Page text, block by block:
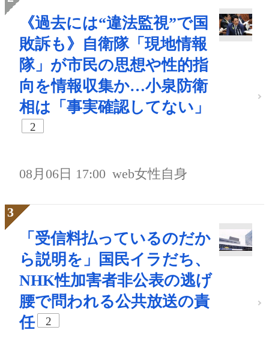
《過去には“違法監視”で国
敗訴も》自衛隊「現地情報
隊」が市民の思想や性的指
向を情報収集か…小泉防衛
相は「事実確認してない」
2
08月06日 17:00 web女性自身
「受信料払っているのだか
ら説明を」国民イラだち、
NHK性加害者非公表の逃げ
腰で問われる公共放送の責
任
2